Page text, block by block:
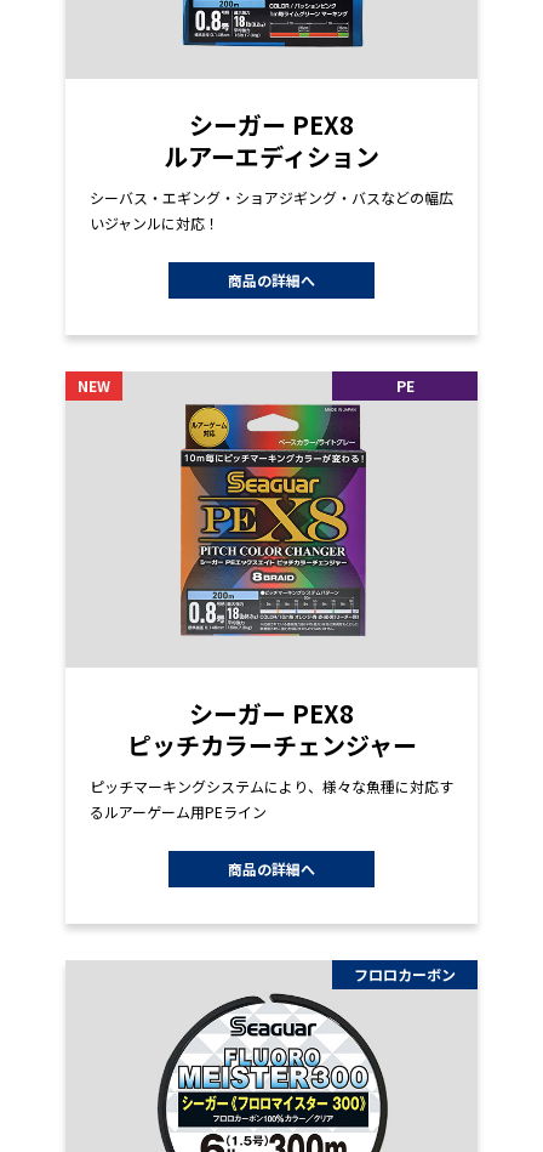
シーガー PEX8
ルアーエディション
シーバス・エギング・ショアジギング・バスなどの幅広
いジャンルに対応！
商品の詳細へ
PE
NEW
シーガー PEX8
ピッチカラーチェンジャー
ピッチマーキングシステムにより、様々な魚種に対応す
るルアーゲーム用PEライン
商品の詳細へ
フロロカーボン